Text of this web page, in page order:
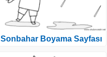
Sonbahar Boyama Sayfası